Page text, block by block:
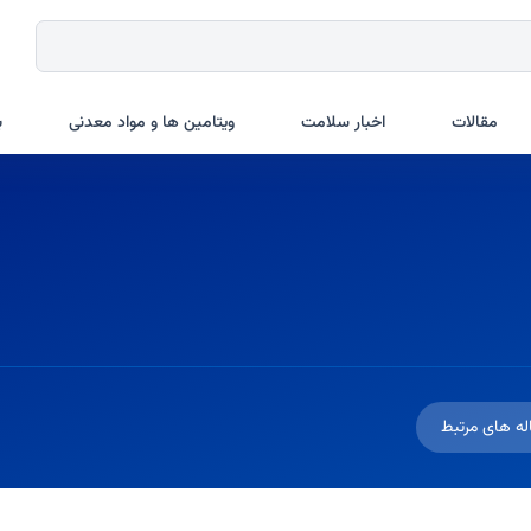
مقالات اخبار سلامت ویتامین ها و مواد معدنی
های مرتبط